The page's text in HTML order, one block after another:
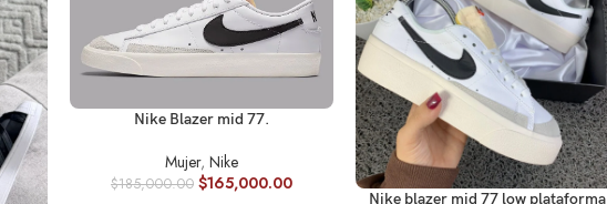
SELECCIONAR OPCIONES
Nike Blazer mid 77.
Mujer, Nike
$185,000.00 $165,000.00
SELECCIONAR OPCIONES
Nike blazer mid 77 low plataforma